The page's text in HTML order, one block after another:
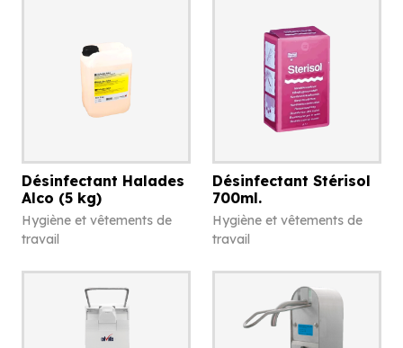
Désinfectant Halades
Alco (5 kg)
Hygiène et vêtements de
travail
Désinfectant Stérisol
700ml.
Hygiène et vêtements de
travail